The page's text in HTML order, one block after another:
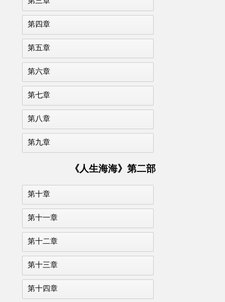
第四章
第五章
第六章
第七章
第八章
第九章
《人生海海》第二部
第十章
第十一章
第十二章
第十三章
第十四章